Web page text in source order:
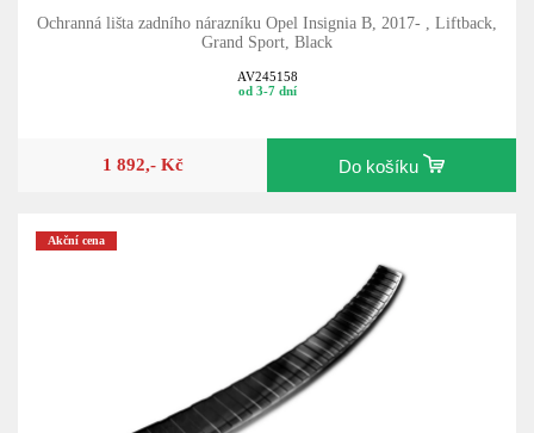
Ochranná lišta zadního nárazníku Opel Insignia B, 2017- , Liftback,
Grand Sport, Black
AV245158
od 3-7 dní
1 892,- Kč Do košíku
Akční cena